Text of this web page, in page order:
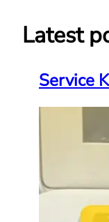
Latest
Service